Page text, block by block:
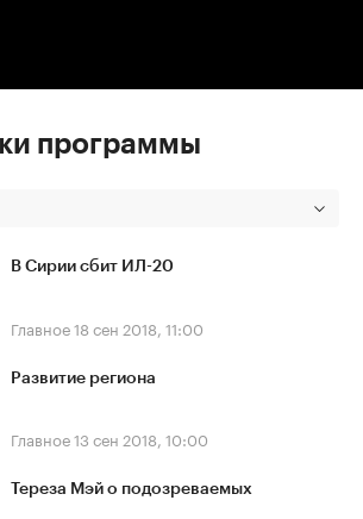
программы
В Сирии сбит ИЛ-20
Главное18 сен 2018, 11:00
Развитие региона
Главное13 сен 2018, 10:00
Тереза Мэй о подозреваемых